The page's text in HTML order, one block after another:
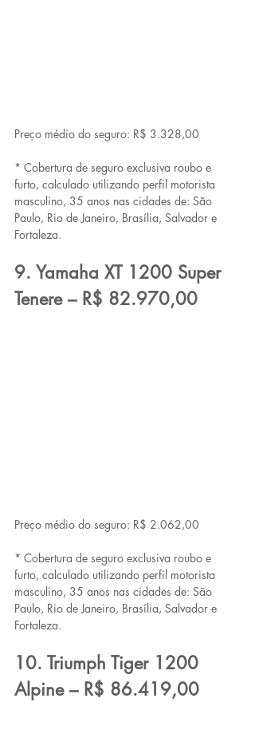
Preço médio do seguro: R$ 3.328,00
* Cobertura de seguro exclusiva roubo e
furto, calculado utilizando perfil motorista
masculino, 35 anos nas cidades de: São
Paulo, Rio de Janeiro, Brasília, Salvador e
Fortaleza.
9. Yamaha XT 1200 Super
Tenere – R$ 82.970,00
Preço médio do seguro: R$ 2.062,00
* Cobertura de seguro exclusiva roubo e
furto, calculado utilizando perfil motorista
masculino, 35 anos nas cidades de: São
Paulo, Rio de Janeiro, Brasília, Salvador e
Fortaleza.
10. Triumph Tiger 1200
Alpine – R$ 86.419,00